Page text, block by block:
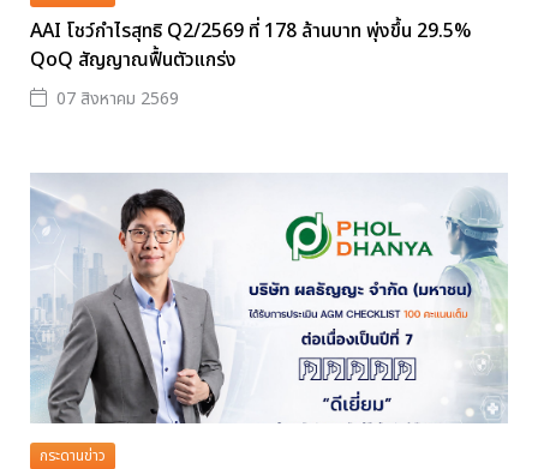
AAI โชว์กำไรสุทธิ Q2/2569 ที่ 178 ล้านบาท พุ่งขึ้น 29.5%
QoQ สัญญาณฟื้นตัวแกร่ง
07 สิงหาคม 2569
กระดานข่าว